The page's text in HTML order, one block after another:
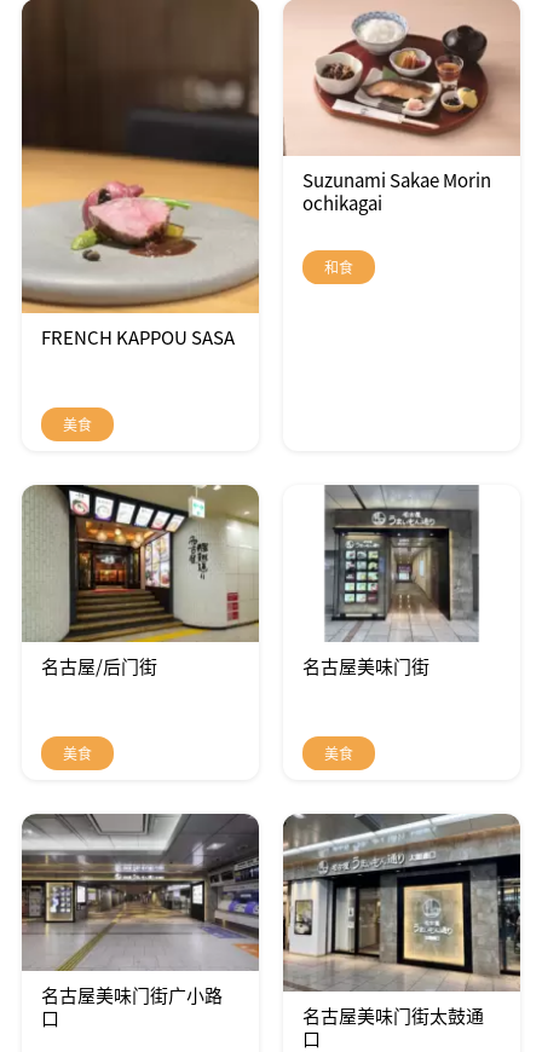
FRENCH KAPPOU SASA
美食
Suzunami Sakae Morin
ochikagai
和食
名古屋/后门街
美食
名古屋美味门街
美食
名古屋美味门街广小路
口
名古屋美味门街太鼓通
口